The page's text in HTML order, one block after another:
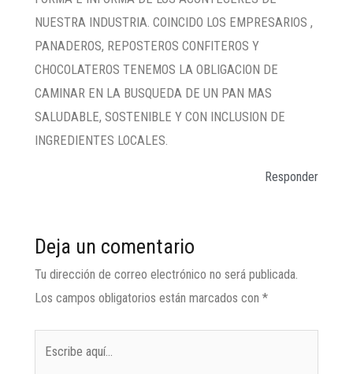
NUESTRA INDUSTRIA. COINCIDO LOS EMPRESARIOS ,
PANADEROS, REPOSTEROS CONFITEROS Y
CHOCOLATEROS TENEMOS LA OBLIGACION DE
CAMINAR EN LA BUSQUEDA DE UN PAN MAS
SALUDABLE, SOSTENIBLE Y CON INCLUSION DE
INGREDIENTES LOCALES.
Responder
Deja un comentario
Tu dirección de correo electrónico no será publicada.
Los campos obligatorios están marcados con *